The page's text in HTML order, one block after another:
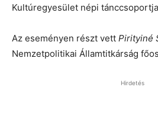
Kultúregyesület népi
Az eseményen részt vett Pirityiné
Nemzetpolitikai Államtitkárság
Hirdetés